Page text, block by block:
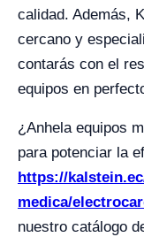
calidad. Además,
cercano y
contarás con el
equipos en
¿Anhela equipos
para potenciar la
https://
medica/
nuestro catálogo